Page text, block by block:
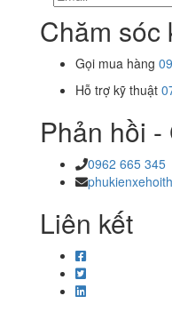
Chăm sóc
Gọi mua hàng
Hỗ trợ kỹ thuật
Phản hồi -
0962 665 345
Liên kết